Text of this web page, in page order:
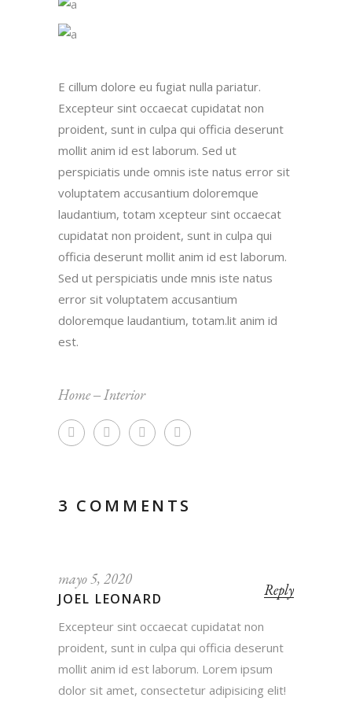
E cillum dolore eu fugiat nulla pariatur.
Excepteur sint occaecat cupidatat non
proident, sunt in culpa qui officia deserunt
mollit anim id est laborum. Sed ut
perspiciatis unde omnis iste natus error sit
voluptatem accusantium doloremque
laudantium, totam xcepteur sint occaecat
cupidatat non proident, sunt in culpa qui
officia deserunt mollit anim id est laborum.
Sed ut perspiciatis unde mnis iste natus
error sit voluptatem accusantium
doloremque laudantium, totam.lit anim id
est.
Home‒Interior
3 COMMENTS
Reply
mayo 5, 2020
JOEL LEONARD
Excepteur sint occaecat cupidatat non
proident, sunt in culpa qui officia deserunt
mollit anim id est laborum. Lorem ipsum
dolor sit amet, consectetur adipisicing elit!